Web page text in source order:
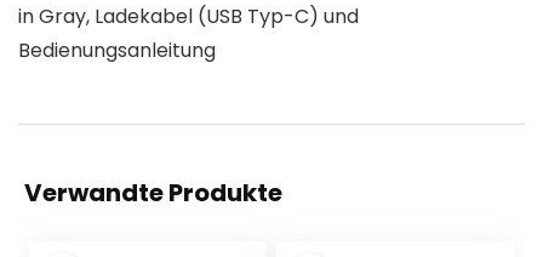
in Gray, Ladekabel (USB Typ-C) und
Bedienungsanleitung
Verwandte Produkte